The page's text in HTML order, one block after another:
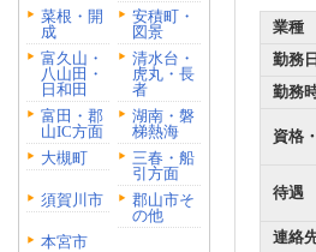
菜根・開
成
安積町・
図景
富久山・
八山田・
日和田
清水台・
虎丸・長
者
富田・郡
山IC方面
湖南・磐
梯熱海
大槻町
三春・船
引方面
須賀川市
郡山市そ
の他
本宮市
業種
勤務日
勤務
資格
待遇
連絡